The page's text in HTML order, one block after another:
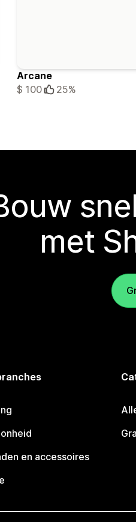
Arcane
$ 100
25%
met
en accessoires